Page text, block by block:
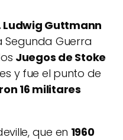
Ludwig Guttmann
Guerra
Juegos de Stoke
y fue el punto de
16 militares
que en 1960